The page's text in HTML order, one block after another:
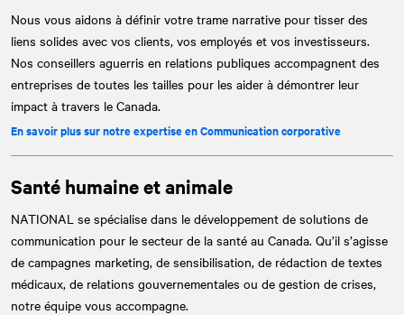
Nous vous aidons à définir votre trame narrative pour tisser des
liens solides avec vos clients, vos employés et vos investisseurs.
Nos conseillers aguerris en relations publiques accompagnent des
entreprises de toutes les tailles pour les aider à démontrer leur
impact à travers le Canada.
En savoir plus sur notre expertise en Communication corporative
Santé humaine et animale
NATIONAL se spécialise dans le développement de solutions de
communication pour le secteur de la santé au Canada. Qu’il s’agisse
de campagnes marketing, de sensibilisation, de rédaction de textes
médicaux, de relations gouvernementales ou de gestion de crises,
notre équipe vous accompagne.